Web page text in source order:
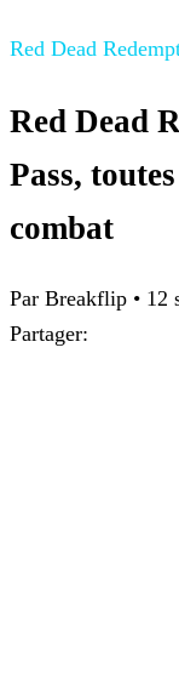
Red Dead
Red Dead
Pass,
combat
Par Breakflip • 12
Partager: